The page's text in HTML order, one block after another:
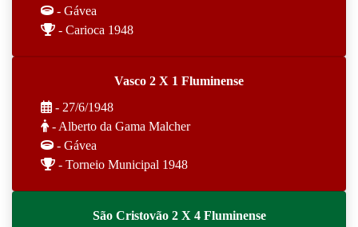
- Gávea
- Carioca 1948
Vasco 2 X 1 Fluminense
- 27/6/1948
- Alberto da Gama Malcher
- Gávea
- Torneio Municipal 1948
São Cristovão 2 X 4 Fluminense